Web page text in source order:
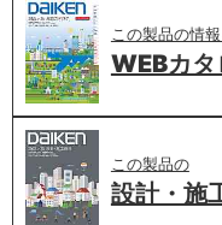
この製品の情
WEBカタ
この製品の
設計・施